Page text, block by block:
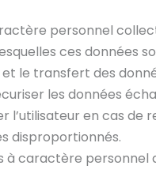
personnel
ces données
le transfert des
les données
en cas de
disproportionnés.
caractère